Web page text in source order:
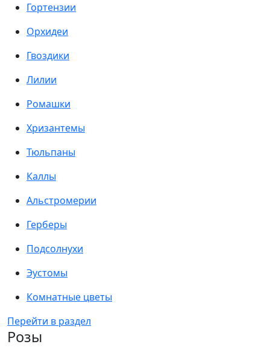
Гортензии
Орхидеи
Гвоздики
Лилии
Ромашки
Хризантемы
Тюльпаны
Каллы
Альстромерии
Герберы
Подсолнухи
Эустомы
Комнатные цветы
Перейти в раздел
Розы